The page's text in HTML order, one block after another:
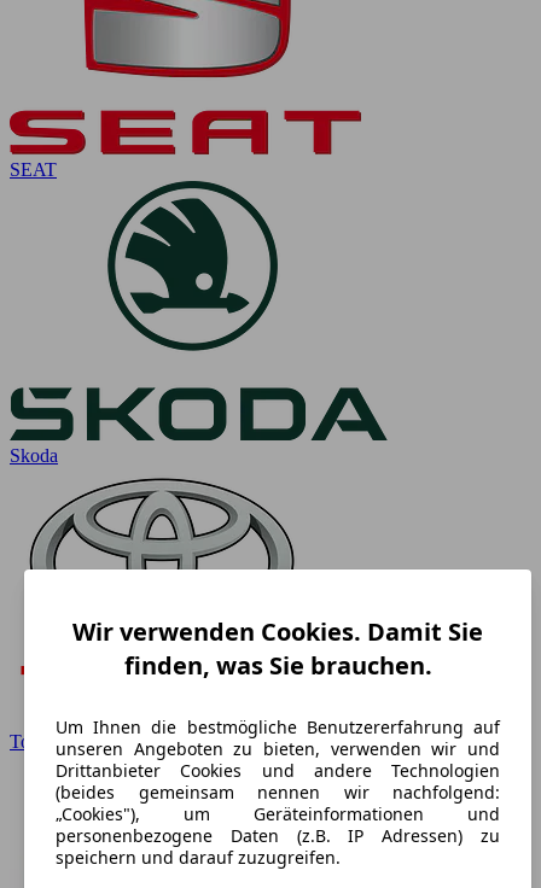
SEAT
Skoda
Toyota
Wir verwenden Cookies. Damit Sie
finden, was Sie brauchen.
Um Ihnen die bestmögliche Benutzererfahrung auf
unseren Angeboten zu bieten, verwenden wir und
Drittanbieter Cookies und andere Technologien
(beides gemeinsam nennen wir nachfolgend:
„Cookies"), um Geräteinformationen und
personenbezogene Daten (z.B. IP Adressen) zu
speichern und darauf zuzugreifen.